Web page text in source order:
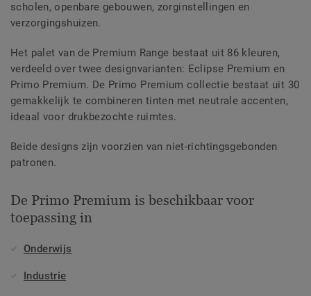
scholen, openbare gebouwen, zorginstellingen en
verzorgingshuizen.
Het palet van de Premium Range bestaat uit 86 kleuren,
verdeeld over twee designvarianten: Eclipse Premium en
Primo Premium. De Primo Premium collectie bestaat uit 30
gemakkelijk te combineren tinten met neutrale accenten,
ideaal voor drukbezochte ruimtes.
Beide designs zijn voorzien van niet-richtingsgebonden
patronen.
De Primo Premium is beschikbaar voor
toepassing in
Onderwijs
Industrie